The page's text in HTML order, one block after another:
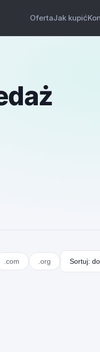
OfertaJak kupić
.com .org